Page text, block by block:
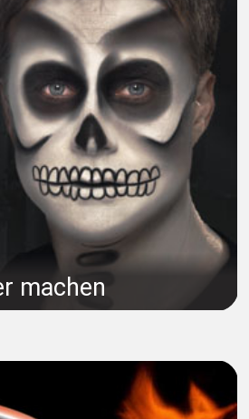
machen